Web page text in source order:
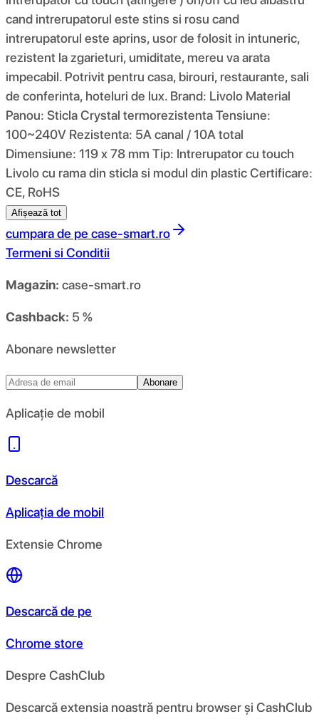
cand intrerupatorul este stins si rosu cand
intrerupatorul este aprins, usor de folosit in intuneric,
rezistent la zgarieturi, umiditate, mereu va arata
impecabil. Potrivit pentru casa, birouri, restaurante, sali
de conferinta, hoteluri de lux. Brand: Livolo Material
Panou: Sticla Crystal termorezistenta Tensiune:
100~240V Rezistenta: 5A canal / 10A total
Dimensiune: 119 x 78 mm Tip: Intrerupator cu touch
Livolo cu rama din sticla si modul din plastic Certificare:
CE, RoHS
Afișează tot
cumpara de pe case-smart.ro
Termeni si Conditii
Magazin: case-smart.ro
Cashback: 5 %
Abonare newsletter
Abonare
Aplicație de mobil
Descarcă
Aplicația de mobil
Extensie Chrome
Descarcă de pe
Chrome store
Despre CashClub
Descarcă extensia noastră pentru browser și CashClub